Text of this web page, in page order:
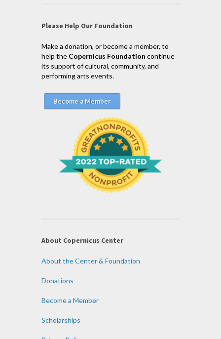
Please Help Our Foundation
Make a donation, or become a member, to
help the Copernicus Foundation continue
its support of cultural, community, and
performing arts events.
Become a Member
About Copernicus Center
About the Center & Foundation
Donations
Become a Member
Scholarships